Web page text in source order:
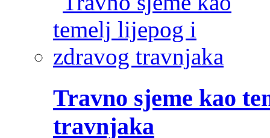
Travno sjeme kao
travnjaka